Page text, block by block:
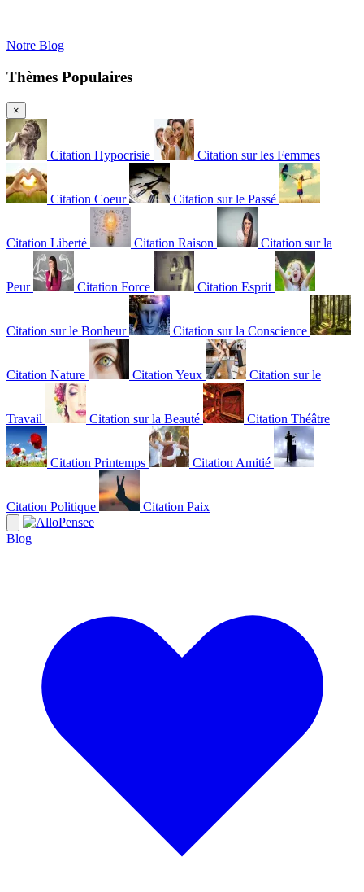
Notre Blog
Thèmes Populaires
×
Citation Hypocrisie Citation sur les Femmes
Citation Coeur Citation sur le Passé
Citation Liberté Citation Raison Citation sur la
Peur Citation Force Citation Esprit
Citation sur le Bonheur Citation sur la Conscience
Citation Nature Citation Yeux Citation sur le
Travail Citation sur la Beauté Citation Théâtre
Citation Printemps Citation Amitié
Citation Politique Citation Paix
Blog